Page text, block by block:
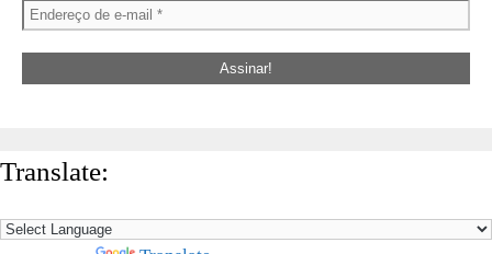
Translate: